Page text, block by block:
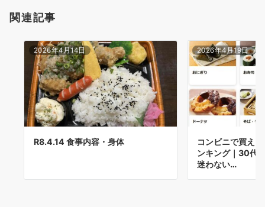
関連記事
2026年4月14日
R8.4.14 食事内容・身体
2026年4月19日
コンビニで買え
ンキング｜30代
迷わない…